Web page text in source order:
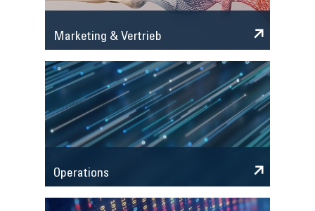
Marketing & Vertrieb
Operations